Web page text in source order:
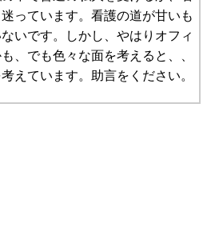
っています。看護の道が甘いも
いです。しかし、やはりオフィ
、でも色々な面を考えると、、
えています。助言をください。